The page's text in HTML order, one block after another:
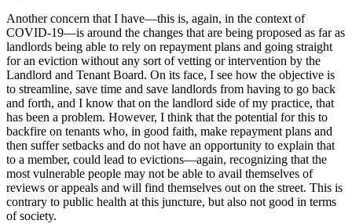
Another concern that I have—this is, again, in the context of
COVID-19—is around the changes that are being proposed as far as
landlords being able to rely on repayment plans and going straight
for an eviction without any sort of vetting or intervention by the
Landlord and Tenant Board. On its face, I see how the objective is
to streamline, save time and save landlords from having to go back
and forth, and I know that on the landlord side of my practice, that
has been a problem. However, I think that the potential for this to
backfire on tenants who, in good faith, make repayment plans and
then suffer setbacks and do not have an opportunity to explain that
to a member, could lead to evictions—again, recognizing that the
most vulnerable people may not be able to avail themselves of
reviews or appeals and will find themselves out on the street. This is
contrary to public health at this juncture, but also not good in terms
of society.